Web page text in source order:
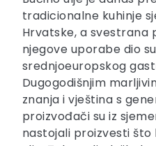
tradicionalne kuhinje
Hrvatske, a svestrana
njegove uporabe dio
srednjoeuropskog
Dugogodišnjim
znanja i vještina s
proizvođači su iz
nastojali proizvesti što